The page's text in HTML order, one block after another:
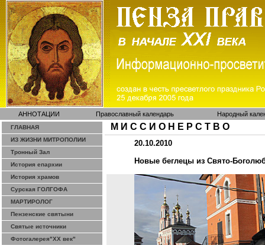
АННОТАЦИИ Православный календарь Народный
ГЛАВНАЯ
ИЗ ЖИЗНИ МИТРОПОЛИИ
Тронный Зал
История епархии
История храмов
Сурская ГОЛГОФА
МАРТИРОЛОГ
Пензенские святыни
Святые источники
Фотогалерея"ХХ век"
М И С С И О Н Е Р С Т В О
20.10.2010
Новые беглецы изСвято-